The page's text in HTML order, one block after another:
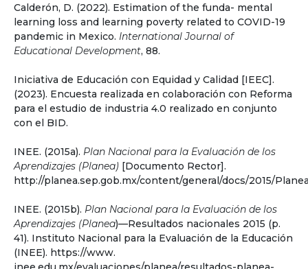
Calderón, D. (2022). Estimation of the funda- mental
learning loss and learning poverty related to COVID-19
pandemic in Mexico. International Journal of
Educational Development, 88.
Iniciativa de Educación con Equidad y Calidad [IEEC].
(2023). Encuesta realizada en colaboración con Reforma
para el estudio de industria 4.0 realizado en conjunto
con el BID.
INEE. (2015a). Plan Nacional para la Evaluación de los
Aprendizajes (Planea) [Documento Rector].
http://planea.sep.gob.mx/content/general/docs/2015/
INEE. (2015b). Plan Nacional para la Evaluación de los
Aprendizajes (Planea)—Resultados nacionales 2015 (p.
41). Instituto Nacional para la Evaluación de la Educación
(INEE). https://www.